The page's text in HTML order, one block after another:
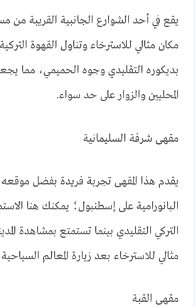
يقع في أحد الشوارع الجانبية القريبة من
مكان مثالي للاسترخاء وتناول القهوة
بديكوره التقليدي وجوه الحميمي، مما
المحليين والزوار على حد سواء.
مقهى شرفة السليمانية
يقدم هذا المقهى تجربة فريدة بفضل موقعه
البانورامية على إسطنبول؛ يمكنك هنا
التركي التقليدي بينما تستمتع بمشاهدة
مثالي للاسترخاء بعد زيارة المعالم السياحية
مقهى القبة